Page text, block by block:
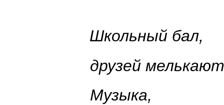
Школьный бал,
друзей
Музыка,